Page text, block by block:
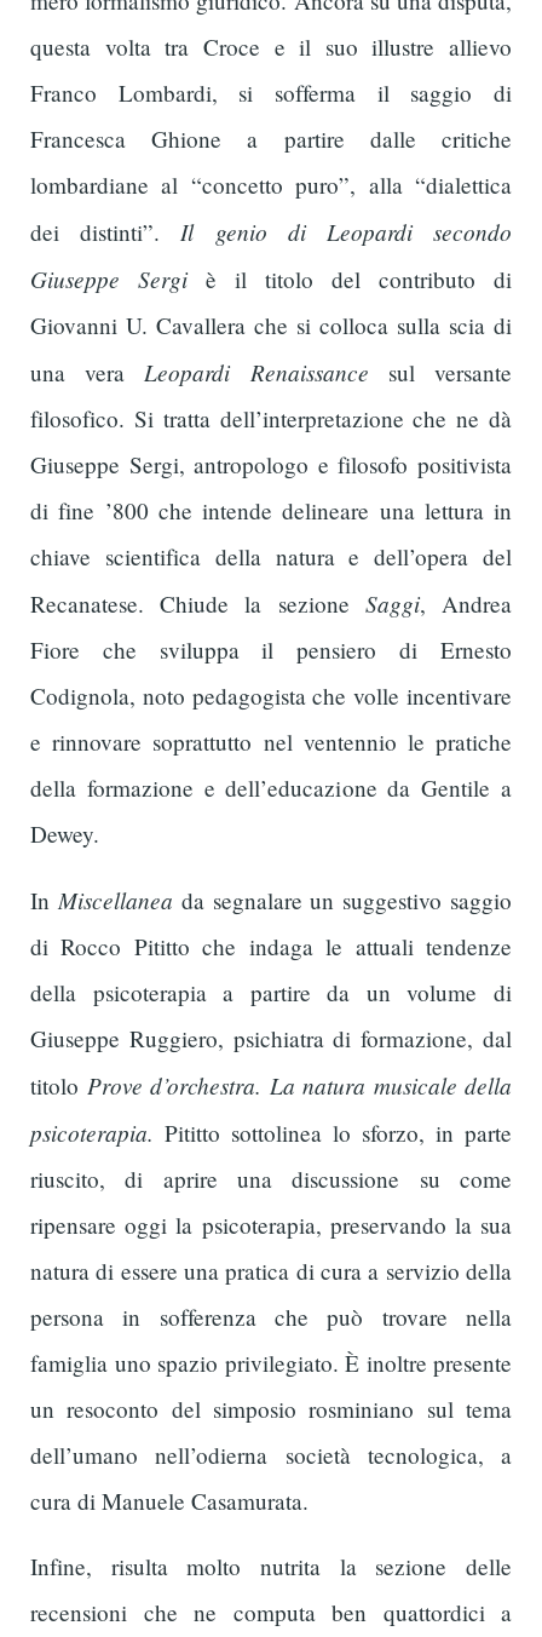
questa volta tra Croce e il suo illustre allievo
Franco Lombardi, si sofferma il saggio di
Francesca Ghione a partire dalle critiche
lombardiane al “concetto puro”, alla “dialettica
dei distinti”. Il genio di Leopardi secondo
Giuseppe Sergiè il titolo del contributo di
Giovanni U. Cavallera che si colloca sulla scia di
una vera Leopardi Renaissance sul versante
filosofico. Si tratta dell’interpretazione che ne dà
Giuseppe Sergi, antropologo e filosofo positivista
di fine ’800 che intende delineare una lettura in
chiave scientifica della natura e dell’opera del
Recanatese. Chiude la sezione Saggi, Andrea
Fiore che sviluppa il pensiero di Ernesto
Codignola, noto pedagogista che volle incentivare
e rinnovare soprattutto nel ventennio le pratiche
della formazione e dell’educazione da Gentile a
Dewey.
In Miscellanea da segnalare un suggestivo saggio
di Rocco Pititto che indaga le attuali tendenze
della psicoterapia a partire da un volume di
Giuseppe Ruggiero, psichiatra di formazione, dal
titolo Prove d’orchestra. La natura musicale della
psicoterapia. Pititto sottolinea lo sforzo, in parte
riuscito, di aprire una discussione su come
ripensare oggi la psicoterapia, preservando la sua
natura di essere una pratica di cura a servizio della
persona in sofferenza che può trovare nella
famiglia uno spazio privilegiato. È inoltre presente
un resoconto del simposio rosminiano sul tema
dell’umano nell’odierna società tecnologica, a
cura di Manuele Casamurata.
Infine, risulta molto nutrita la sezione delle
recensioni che ne computa ben quattordici a